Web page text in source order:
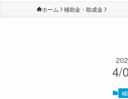
ホーム 補助金・助成金
4/